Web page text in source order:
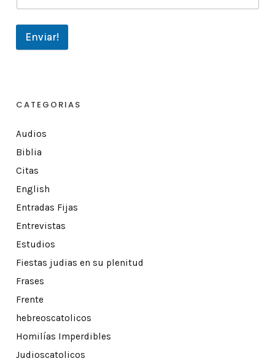
Enviar!
CATEGORIAS
Audios
Biblia
Citas
English
Entradas Fijas
Entrevistas
Estudios
Fiestas judias en su plenitud
Frases
Frente
hebreoscatolicos
Homilías Imperdibles
Judioscatolicos